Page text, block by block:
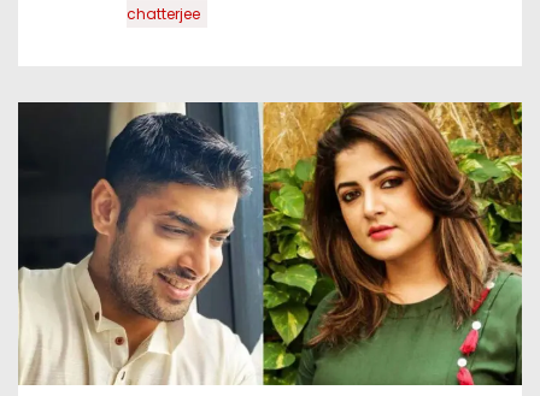
chatterjee